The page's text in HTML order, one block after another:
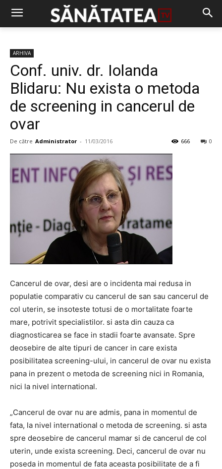
ARHIVA
Conf. univ. dr. Iolanda
Blidaru: Nu exista o metoda
de screening in cancerul de
ovar
De către Administrator - 11/03/2016 0
666
Cancerul de ovar, desi are o incidenta mai redusa in
populatie comparativ cu cancerul de san sau cancerul de
col uterin, se insoteste totusi de o mortalitate foarte
mare, potrivit specialistilor. si asta din cauza ca
diagnosticarea se face in stadii foarte avansate. Spre
deosebire de alte tipuri de cancer in care exista
posibilitatea screening-ului, in cancerul de ovar nu exista
pana in prezent o metoda de screening nici in Romania,
nici la nivel international.
„Cancerul de ovar nu are admis, pana in momentul de
fata, la nivel international o metoda de screening. si asta
spre deosebire de cancerul mamar si de cancerul de col
uterin, unde exista screening. Deci, cancerul de ovar nu
poseda in momentul de fata aceasta posibilitate de a fi